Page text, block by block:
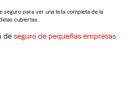
seguro para ver una lista completa de la
cubiertas.
de seguro de pequeñas empresas